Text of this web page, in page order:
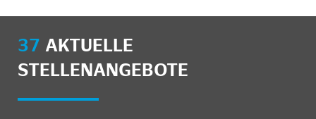
37 AKTUELLE
STELLENANGEBOTE